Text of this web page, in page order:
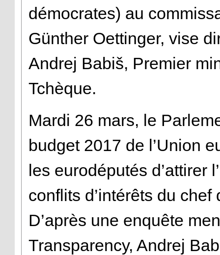
démocrates) au
Günther Oettinger, vise
Andrej Babiš, Premier
Tchèque.
Mardi 26 mars, le
budget 2017 de l’Union
les eurodéputés d’attirer
conflits d’intérêts du
D’après une enquête
Transparency, Andrej